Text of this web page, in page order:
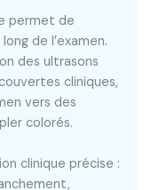
permet de
de l’examen.
des ultrasons
cliniques,
vers des
colorés.
clinique précise :